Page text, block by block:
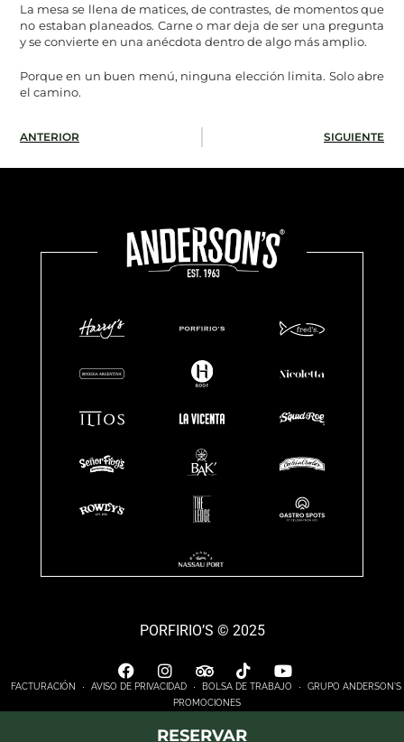
La mesa se llena de matices, de contrastes, de momentos que
no estaban planeados. Carne o mar deja de ser una pregunta
y se convierte en una anécdota dentro de algo más amplio.
Porque en un buen menú, ninguna elección limita. Solo abre
el camino.
ANTERIOR SIGUIENTE
PORFIRIO’S © 2025
FACTURACIÓN AVISO DE PRIVACIDAD BOLSA DE TRABAJO
GRUPO ANDERSON'S
PROMOCIONES
RESERVAR